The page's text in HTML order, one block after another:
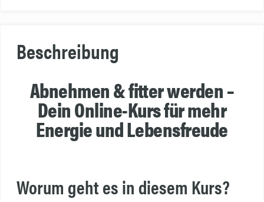
Beschreibung
Abnehmen & fitter werden –
Dein Online-Kurs für mehr
Energie und Lebensfreude
Worum geht es in diesem Kurs?